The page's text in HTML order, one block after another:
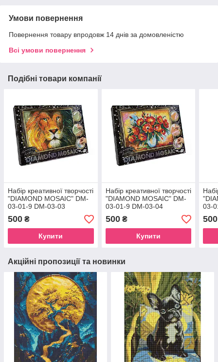
Умови повернення
Повернення товару впродовж 14 днів за домовленістю
Всі умови повернення
Подібні товари компанії
Набір креативної творчості
"DIAMOND MOSAIC" DM-
03-01-9 DM-03-03
500 ₴
Купити
Набір креативної творчості
"DIAMOND MOSAIC" DM-
03-01-9 DM-03-04
500₴
Купити
03-
500
Акційні пропозиції та новинки